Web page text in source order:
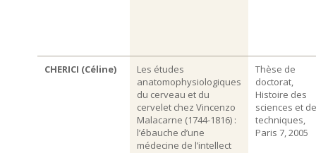
CHERICI (Céline)
Les études
anatomophysiologiques
du cerveau et du
cervelet chez Vincenzo
Malacarne (1744-1816) :
l’ébauche d’une
médecine de l’intellect
Thèse de
doctorat,
Histoire des
sciences et
techniques,
Paris 7, 2005